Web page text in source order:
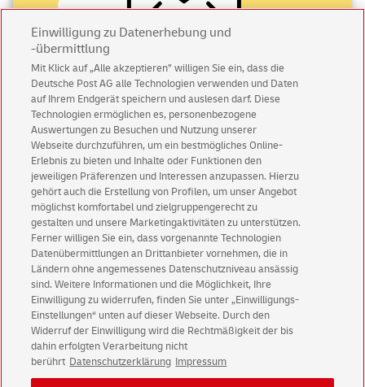
Abonnieren Sie unseren Newsletter
Immer informiert über exklusive Angebote und
Aktionen - jetzt mit Vorteil
Privatkundensichern sich einen5 € Gutschein
für POSTSCAN!
Geschäftskundenerhalten einen5 € Gutschein
für Briefmarke individuell!
Zur Newsletter-Anmeldung
© Sat Aug 08 21:26:09 CEST 2026 Deutsche Post AG
Impressum
Datenschutz
Einwilligung zu Datenerhebung und
-übermittlung
Mit Klick auf „Alle akzeptieren” willigen Sie ein, dass die
Deutsche Post AG alle Technologien verwenden und Daten
auf Ihrem Endgerät speichern und auslesen darf. Diese
Technologien ermöglichen es, personenbezogene
Auswertungen zu Besuchen und Nutzung unserer
Webseite durchzuführen, um ein bestmögliches Online-
Erlebnis zu bieten und Inhalte oder Funktionen den
jeweiligen Präferenzen und Interessen anzupassen. Hierzu
gehört auch die Erstellung von Profilen, um unser Angebot
möglichst komfortabel und zielgruppengerecht zu
gestalten und unsere Marketingaktivitäten zu unterstützen.
Ferner willigen Sie ein, dass vorgenannte Technologien
Datenübermittlungen an Drittanbieter vornehmen, die in
Ländern ohne angemessenes Datenschutzniveau ansässig
sind. Weitere Informationen und die Möglichkeit, Ihre
Einwilligung zu widerrufen, finden Sie unter „Einwilligungs-
Einstellungen“ unten auf dieser Webseite. Durch den
Widerruf der Einwilligung wird die Rechtmäßigkeit der bis
dahin erfolgten Verarbeitung nicht
berührt Datenschutzerklärung Impressum